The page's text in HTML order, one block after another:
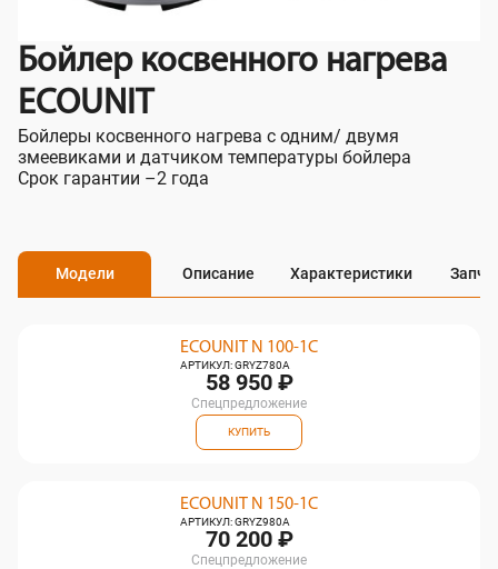
Бойлер косвенного нагрева
ECOUNIT
Бойлеры косвенного нагрева с одним/ двумя
змеевиками и датчиком температуры бойлера
Срок гарантии –2 года
Модели Описание Характеристики
ECOUNIT N 100-1C
АРТИКУЛ: GRYZ780A
58 950 ₽
Спецпредложение
КУПИТЬ
ECOUNIT N 150-1C
АРТИКУЛ: GRYZ980A
70 200 ₽
Спецпредложение